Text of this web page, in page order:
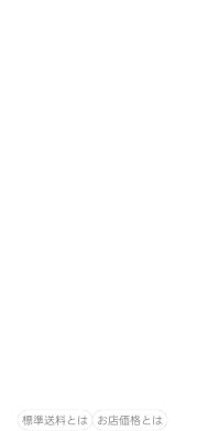
標準送料とは お店価格とは